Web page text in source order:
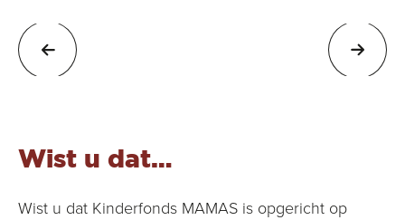
Wist u dat…
Wist u dat Kinderfonds MAMAS is opgericht op